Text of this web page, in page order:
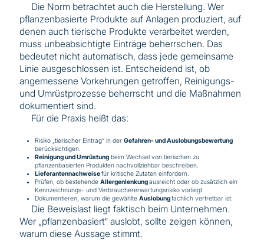
Die Norm betrachtet auch die Herstellung. Wer
pflanzenbasierte Produkte auf Anlagen produziert, auf
denen auch tierische Produkte verarbeitet werden,
muss unbeabsichtigte Einträge beherrschen. Das
bedeutet nicht automatisch, dass jede gemeinsame
Linie ausgeschlossen ist. Entscheidend ist, ob
angemessene Vorkehrungen getroffen, Reinigungs-
und Umrüstprozesse beherrscht und die Maßnahmen
dokumentiert sind.
Für die Praxis heißt das:
Risiko „tierischer Eintrag“ in der Gefahren- und Auslobungsbewertung
berücksichtigen.
Reinigung und Umrüstungbeim Wechsel von tierischen zu
pflanzenbasierten Produkten nachvollziehbar beschreiben.
Lieferantennachweisefür kritische Zutaten einfordern.
Prüfen, ob bestehende Allergenlenkungausreicht oder ob zusätzlich ein
Kennzeichnungs- und Verbrauchererwartungsrisiko vorliegt.
Dokumentieren, warum die gewählte Auslobungfachlich vertretbar ist.
Die Beweislast liegt faktisch beim Unternehmen.
Wer „pflanzenbasiert“ auslobt, sollte zeigen können,
warum diese Aussage stimmt.